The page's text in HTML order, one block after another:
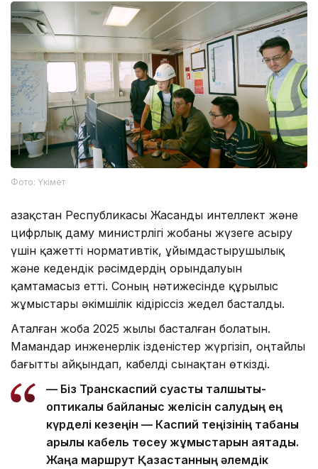
Фото: Үкімет
Қазақстан Республикасы Жасанды интеллект және
цифрлық даму министрлігі жобаны жүзеге асыру
үшін қажетті нормативтік, ұйымдастырушылық
және кедендік рәсімдердің орындалуын
қамтамасыз етті. Соның нәтижесінде құрылыс
жұмыстары әкімшілік кідіріссіз жедел басталды.
Аталған жоба 2025 жылы басталған болатын.
Мамандар инженерлік ізденістер жүргізіп, оңтайлы
бағытты айқындап, кабелді сынақтан өткізді.
— Біз Транскаспий суасты талшықты-
оптикалық байланыс желісін салудың ең
күрделі кезеңін — Каспий теңізінің табаны
арқылы кабель төсеу жұмыстарын аяқтадық.
Жаңа маршрут Қазақстанның әлемдік